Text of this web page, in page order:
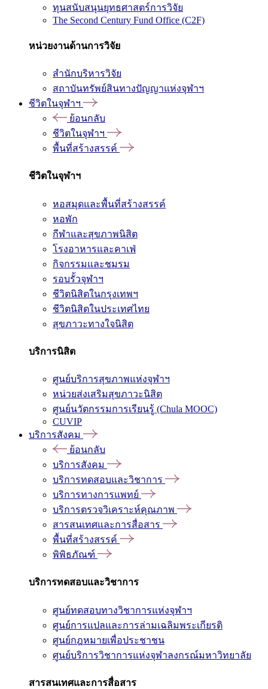
ทุนสนับสนุนยุทธศาสตร์การวิจัย
The Second Century Fund Office (C2F)
หน่วยงานด้านการวิจัย
สำนักบริหารวิจัย
สถาบันทรัพย์สินทางปัญญาแห่งจุฬาฯ
ชีวิตในจุฬาฯ
ย้อนกลับ
ชีวิตในจุฬาฯ
พื้นที่สร้างสรรค์
ชีวิตในจุฬาฯ
หอสมุดและพื้นที่สร้างสรรค์
หอพัก
กีฬาและสุขภาพนิสิต
โรงอาหารและคาเฟ่
กิจกรรมและชมรม
รอบรั้วจุฬาฯ
ชีวิตนิสิตในกรุงเทพฯ
ชีวิตนิสิตในประเทศไทย
สุขภาวะทางใจนิสิต
บริการนิสิต
ศูนย์บริการสุขภาพแห่งจุฬาฯ
หน่วยส่งเสริมสุขภาวะนิสิต
ศูนย์นวัตกรรมการเรียนรู้ (Chula MOOC)
CUVIP
บริการสังคม
ย้อนกลับ
บริการสังคม
บริการทดสอบและวิชาการ
บริการทางการแพทย์
บริการตรวจวิเคราะห์คุณภาพ
สารสนเทศและการสื่อสาร
พื้นที่สร้างสรรค์
พิพิธภัณฑ์
บริการทดสอบและวิชาการ
ศูนย์ทดสอบทางวิชาการแห่งจุฬาฯ
ศูนย์การแปลและการล่ามเฉลิมพระเกียรติ
ศูนย์กฎหมายเพื่อประชาชน
ศูนย์บริการวิชาการแห่งจุฬาลงกรณ์มหาวิทยาลัย
สารสนเทศและการสื่อสาร